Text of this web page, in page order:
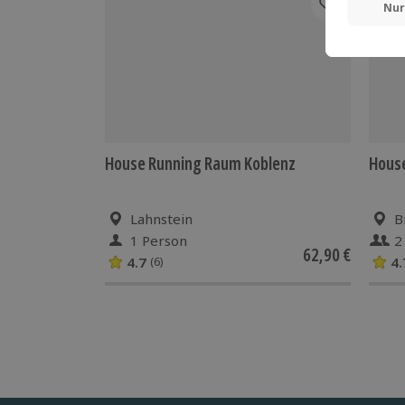
House Running Raum Koblenz
Lahnstein
1 Person
4.7 (6) 62,90 €